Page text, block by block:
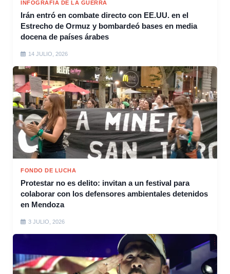
INFOGRAFÍA DE LA GUERRA
Irán entró en combate directo con EE.UU. en el
Estrecho de Ormuz y bombardeó bases en media
docena de países árabes
14 JULIO, 2026
FONDO DE LUCHA
Protestar no es delito: invitan a un festival para
colaborar con los defensores ambientales detenidos
en Mendoza
3 JULIO, 2026